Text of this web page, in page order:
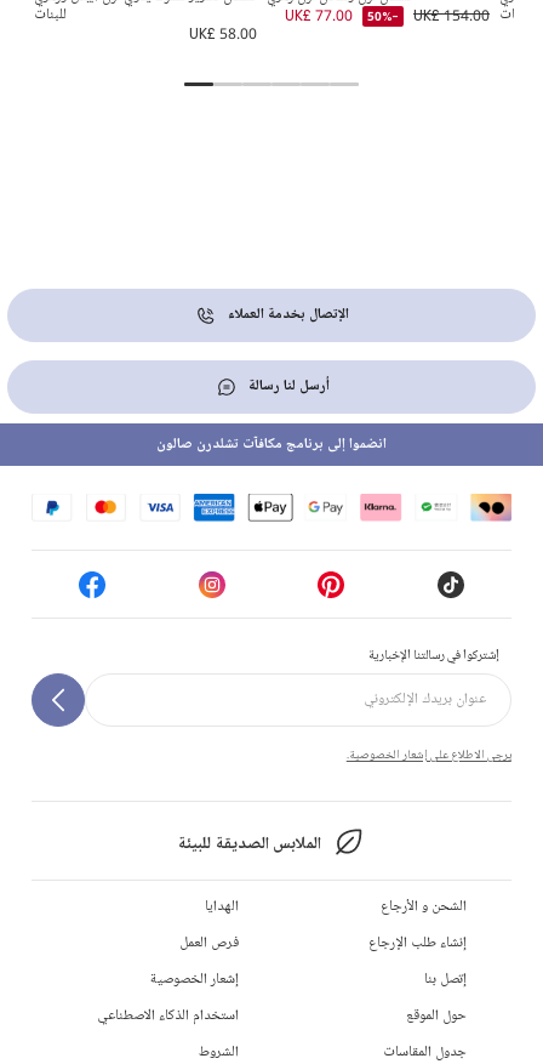
للبنات
UK£ 58.00
UK£ 154.00
-50%
UK£ 77.00
للبنات
الإتصال بخدمة العملاء
أرسل لنا رسالة
إشتركوا في رسالتنا الإخبارية
يرجى الاطلاع على إشعار الخصوصية.
الملابس الصديقة للبيئة
انضموا إلى برنامج مكافآت تشلدرن صالون
الشحن و الأرجاع
إنشاء طلب الإرجاع
إتصل بنا
حول الموقع
جدول المقاسات
الهدايا
فرص العمل
إشعار الخصوصية
استخدام الذكاء الاصطناعي
الشروط